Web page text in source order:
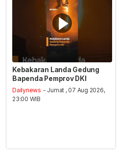
Kebakaran Landa Gedung
Bapenda Pemprov DKI
Dailynews - Jumat , 07 Aug 2026,
23:00 WIB